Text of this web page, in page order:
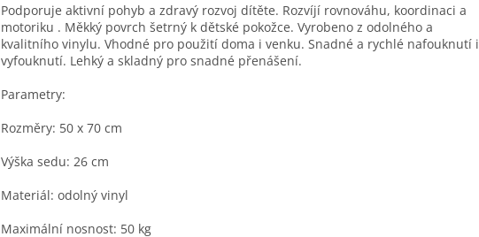
Podporuje aktivní pohyb a zdravý rozvoj dítěte. Rozvíjí rovnováhu, koordinaci a
motoriku . Měkký povrch šetrný k dětské pokožce. Vyrobeno z odolného a
kvalitního vinylu. Vhodné pro použití doma i venku. Snadné a rychlé nafouknutí i
vyfouknutí. Lehký a skladný pro snadné přenášení.
Parametry:
Rozměry: 50 x 70 cm
Výška sedu: 26 cm
Materiál: odolný vinyl
Maximální nosnost: 50 kg